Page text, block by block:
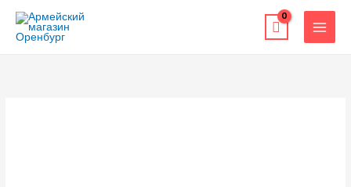
Перейти
содержимому